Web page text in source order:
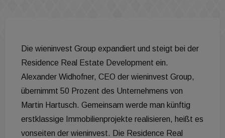
Die wieninvest Group expandiert und steigt bei der
Residence Real Estate Development ein.
Alexander Widhofner, CEO der wieninvest Group,
übernimmt 50 Prozent des Unternehmens von
Martin Hartusch. Gemeinsam werde man künftig
erstklassige Immobilienprojekte realisieren, heißt es
vonseiten der wieninvest. Die Residence Real